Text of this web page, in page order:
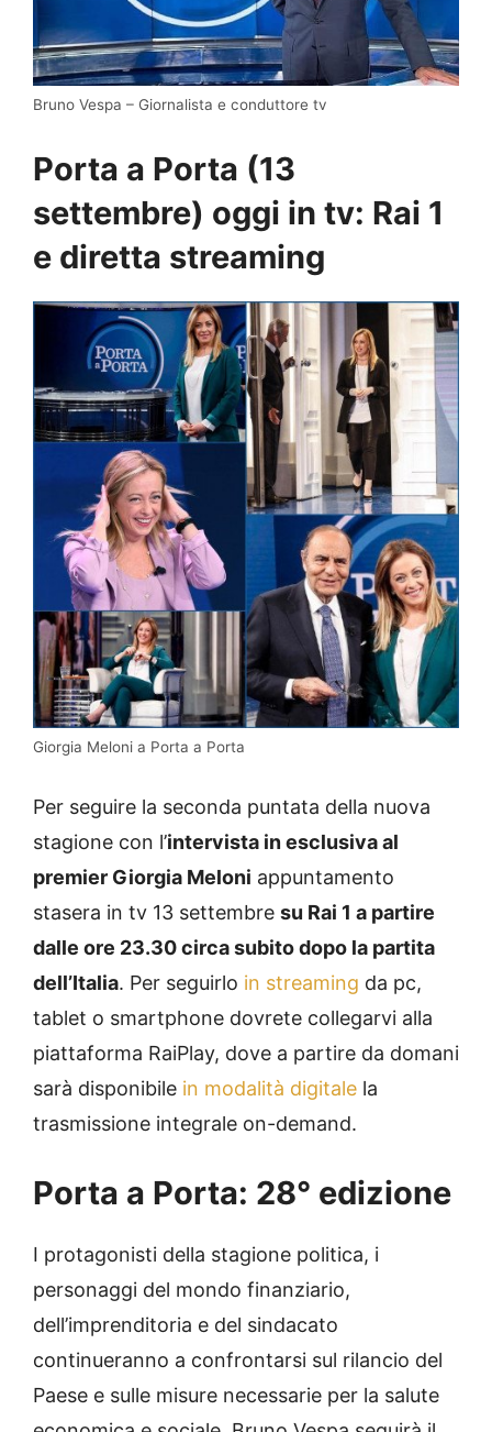
Bruno Vespa – Giornalista e conduttore tv
Porta a Porta (13
settembre) oggi in tv: Rai 1
e diretta streaming
Giorgia Meloni a Porta a Porta
Per seguire la seconda puntata della nuova
stagione con l’intervista in esclusiva al
premier Giorgia Meloni appuntamento
stasera in tv 13 settembre su Rai 1 a partire
dalle ore 23.30 circa subito dopo la partita
dell’Italia. Per seguirlo in streaming da pc,
tablet o smartphone dovrete collegarvi alla
piattaforma RaiPlay, dove a partire da domani
sarà disponibile in modalità digitale la
trasmissione integrale on-demand.
Porta a Porta: 28° edizione
I protagonisti della stagione politica, i
personaggi del mondo finanziario,
dell’imprenditoria e del sindacato
continueranno a confrontarsi sul rilancio del
Paese e sulle misure necessarie per la salute